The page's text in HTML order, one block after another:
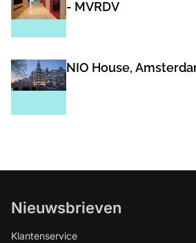
- MVRDV
NIO House,
Nieuwsbrieven
Klantenservice